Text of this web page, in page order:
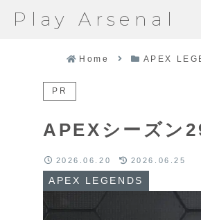
Play Arsenal
Home APEX
PR
APEXシーズン
APEX LEGENDS
2026.06.20 2026.06.25